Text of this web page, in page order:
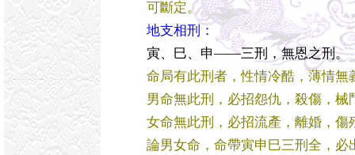
可斷定。
地支相刑：
寅、巳、申——三刑，無恩之刑。
命局有此刑者，性情冷酷，薄情無
男命無此刑，必招怨仇，殺傷，械
女命無此刑，必招流產，離婚，傷
論男女命，命帶寅申巳三刑全，必